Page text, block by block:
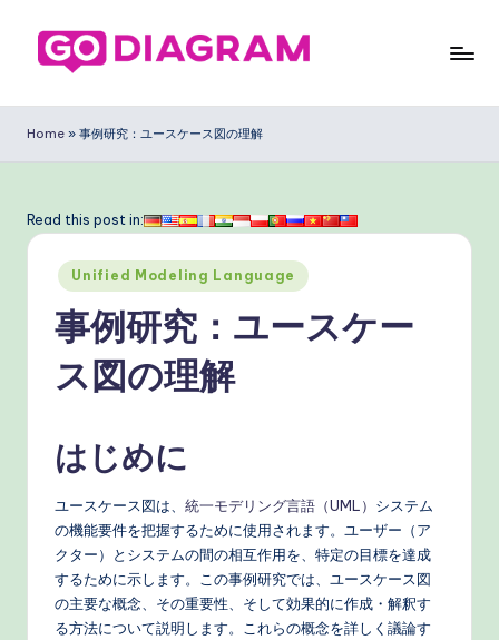
o
ia
g
ra
m
Home » 事例研究：ユースケース図の理解
Read this post in:
Posted
in
Unified Modeling Language
事例研究：ユースケー
ス図の理解
はじめに
ユースケース図は、 統一モデリング言語（UML） システム
の機能要件を把握するために使用されます。ユーザー（ア
クター）とシステムの間の相互作用を、特定の目標を達成
するために示します。この事例研究では、ユースケース図
の主要な概念、その重要性、そして効果的に作成・解釈す
る方法について説明します。これらの概念を詳しく議論す